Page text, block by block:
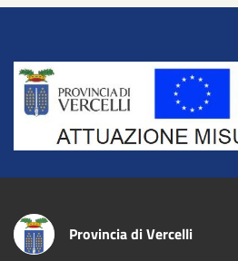
Title
Provincia di Vercelli